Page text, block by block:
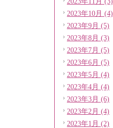
2023年10月 (4)
2023年9月 (5)
2023年8月 (3)
2023年7月 (5)
2023年6月 (5)
2023年5月 (4)
2023年4月 (4)
2023年3月 (6)
2023年2月 (4)
2023年1月 (2)